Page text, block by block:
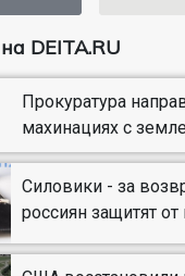
DEITA.RU
Прокуратура
махинациях с
Силовики - за
россиян защитят